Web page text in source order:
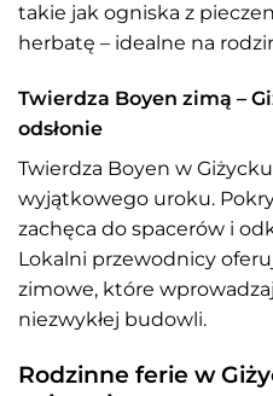
takie jak ogniska z
herbatę – idealne na
Twierdza Boyen zimą –
odsłonie
Twierdza Boyen w
wyjątkowego uroku.
zachęca do spacerów i
Lokalni przewodnicy
zimowe, które
niezwykłej budowli.
Rodzinne ferie w